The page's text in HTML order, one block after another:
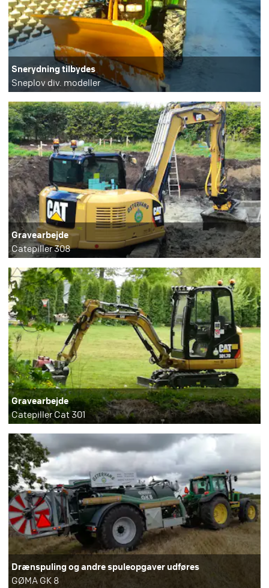
Snerydning tilbydes
Sneplov div. modeller
Gravearbejde
Catepiller 308
Gravearbejde
Catepiller Cat 301
Drænspuling og andre spuleopgaver udføres
GØMA GK 8